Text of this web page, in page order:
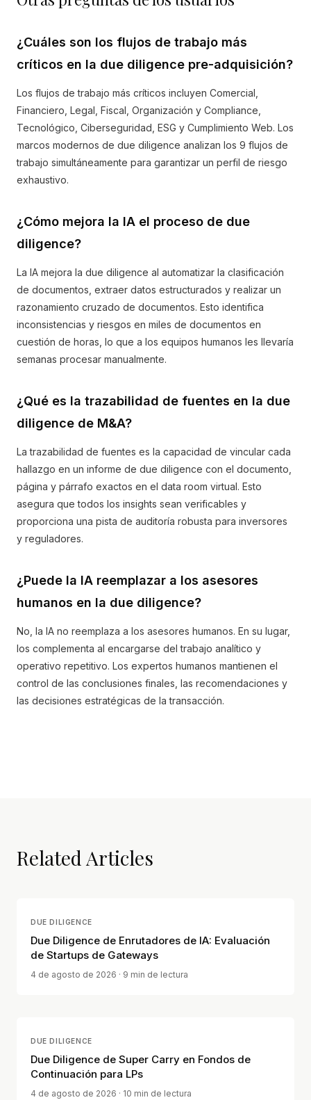
¿Cuáles son los flujos de trabajo más
críticos en la due diligence pre-adquisición?
Los flujos de trabajo más críticos incluyen Comercial,
Financiero, Legal, Fiscal, Organización y Compliance,
Tecnológico, Ciberseguridad, ESG y Cumplimiento Web. Los
marcos modernos de due diligence analizan los 9 flujos de
trabajo simultáneamente para garantizar un perfil de riesgo
exhaustivo.
¿Cómo mejora la IA el proceso de due
diligence?
La IA mejora la due diligence al automatizar la clasificación
de documentos, extraer datos estructurados y realizar un
razonamiento cruzado de documentos. Esto identifica
inconsistencias y riesgos en miles de documentos en
cuestión de horas, lo que a los equipos humanos les llevaría
semanas procesar manualmente.
¿Qué es la trazabilidad de fuentes en la due
diligence de M&A?
La trazabilidad de fuentes es la capacidad de vincular cada
hallazgo en un informe de due diligence con el documento,
página y párrafo exactos en el data room virtual. Esto
asegura que todos los insights sean verificables y
proporciona una pista de auditoría robusta para inversores
y reguladores.
¿Puede la IA reemplazar a los asesores
humanos en la due diligence?
No, la IA no reemplaza a los asesores humanos. En su lugar,
los complementa al encargarse del trabajo analítico y
operativo repetitivo. Los expertos humanos mantienen el
control de las conclusiones finales, las recomendaciones y
las decisiones estratégicas de la transacción.
Related Articles
DUE DILIGENCE
Due Diligence de Enrutadores de IA: Evaluación
de Startups de Gateways
4 de agosto de 2026 · 9 min de lectura
DUE DILIGENCE
Due Diligence de Super Carry en Fondos de
Continuación para LPs
4 de agosto de 2026 · 10 min de lectura